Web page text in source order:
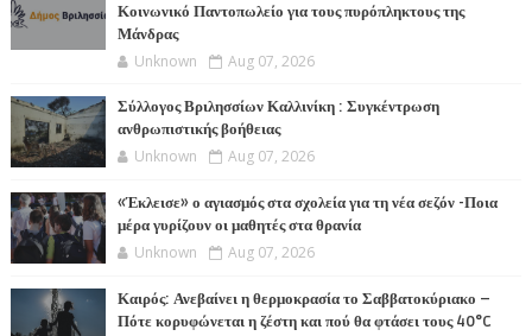
Κοινωνικό Παντοπωλείο για τους πυρόπληκτους της
Μάνδρας
Unknown Aug 07, 2026
Σύλλογος Βριλησσίων Καλλινίκη : Συγκέντρωση
ανθρωπιστικής βοήθειας
Unknown Aug 07, 2026
«Έκλεισε» ο αγιασμός στα σχολεία για τη νέα σεζόν -Ποια
μέρα γυρίζουν οι μαθητές στα θρανία
Unknown Aug 07, 2026
Καιρός: Ανεβαίνει η θερμοκρασία το Σαββατοκύριακο –
Πότε κορυφώνεται η ζέστη και πού θα φτάσει τους 40°C